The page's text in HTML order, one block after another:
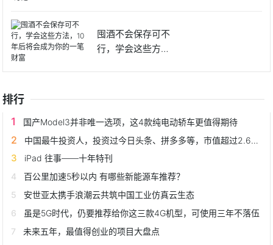
囤酒不会保存可不
行，学会这些方
排行
国产Model3并非唯一选项，这4款纯电动轿车更值得期待
中国最牛投资人，投资过今日头条、拼多多等，市值超过2.6万亿
iPad 往事——十年特刊
百公里加速5秒以内 有哪些新能源车推荐？
安世亚太携手浪潮云共筑中国工业仿真云生态
虽是5G时代，仍要推荐给你这三款4G机型，可使用三年不落伍
未来五年，最值得创业的项目大盘点